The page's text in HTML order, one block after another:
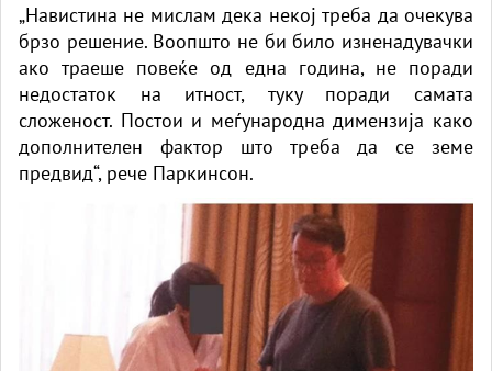
„Навистина не мислам дека некој треба да очекува
брзо решение. Воопшто не би било изненадувачки
ако траеше повеќе од една година, не поради
недостаток на итност, туку поради самата
сложеност. Постои и меѓународна димензија како
дополнителен фактор што треба да се земе
предвид“, рече Паркинсон.